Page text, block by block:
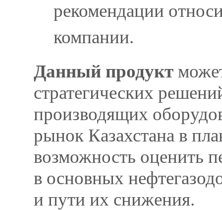
рекомендации
компании.
Данный продукт
стратегических
производящих
рынок Казахстана в
возможность оценить
в основных
и пути их снижения.